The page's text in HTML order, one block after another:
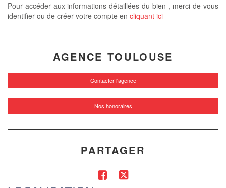
Pour accéder aux informations détaillées du bien , merci de vous
identifier ou de créer votre compte en cliquant ici
AGENCE TOULOUSE
Contacter l'agence
Nos honoraires
PARTAGER